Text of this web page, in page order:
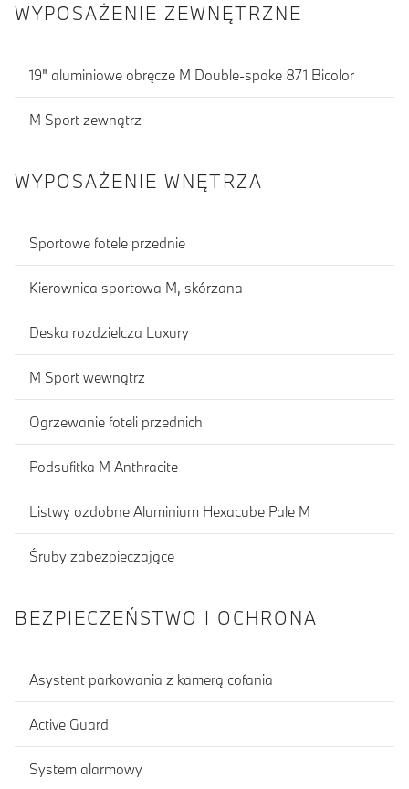
WYPOSAŻENIE ZEWNĘTRZNE
19" aluminiowe obręcze M Double-spoke 871 Bicolor
M Sport zewnątrz
WYPOSAŻENIE WNĘTRZA
Sportowe fotele przednie
Kierownica sportowa M, skórzana
Deska rozdzielcza Luxury
M Sport wewnątrz
Ogrzewanie foteli przednich
Podsufitka M Anthracite
Listwy ozdobne Aluminium Hexacube Pale M
Śruby zabezpieczające
BEZPIECZEŃSTWO I OCHRONA
Asystent parkowania z kamerą cofania
Active Guard
System alarmowy